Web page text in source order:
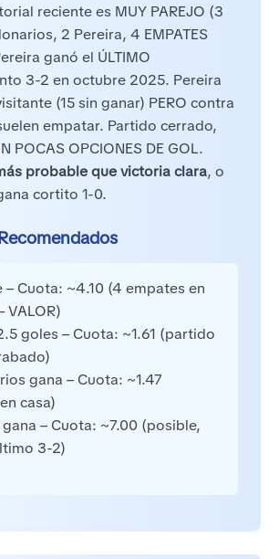
reciente es MUY PAREJO (3
2 Pereira, 4 EMPATES
ganó el ÚLTIMO
3-2 en octubre 2025. Pereira
(15 sin ganar) PERO contra
empatar. Partido cerrado,
POCAS OPCIONES DE GOL.
probable que victoria clara, o
cortito 1-0.
– Cuota: ~4.10 (4 empates en
VALOR)
goles – Cuota: ~1.61 (partido
gana – Cuota: ~1.47
casa)
– Cuota: ~7.00 (posible,
3-2)